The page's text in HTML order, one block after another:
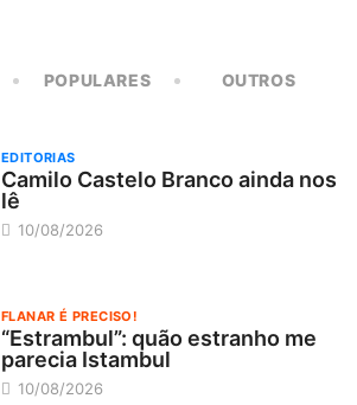
POPULARES OUTROS
EDITORIAS
Camilo Castelo Branco ainda nos
lê
10/08/2026
FLANAR É PRECISO!
“Estrambul”: quão estranho me
parecia Istambul
10/08/2026